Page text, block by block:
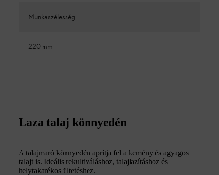
Munkaszélesség
220 mm
Laza talaj könnyedén
A talajmaró könnyedén aprítja fel a kemény és agyagos
talajt is. Ideális rekultiváláshoz, talajlazításhoz és
helytakarékos ültetéshez.